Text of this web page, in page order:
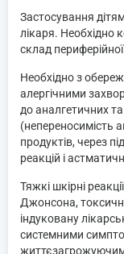
Застосування
лікаря. Необхідно
склад
Необхідно з
алергічними
до аналгетичних
(непереносимість
продуктів, через
реакцій і
Тяжкі шкірні
Джонсона,
індуковану
системними